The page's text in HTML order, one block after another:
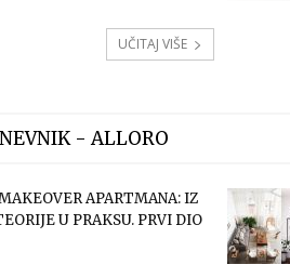
UČITAJ VIŠE
- ALLORO
APARTMANA: IZ
U PRAKSU. PRVI DIO